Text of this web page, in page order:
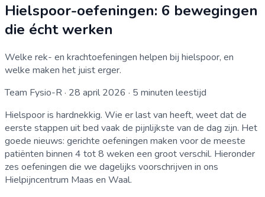
Hielspoor-oefeningen: 6 bewegingen
die écht werken
Welke rek- en krachtoefeningen helpen bij hielspoor, en
welke maken het juist erger.
Team Fysio-R· 28 april 2026 · 5 minuten leestijd
Hielspoor is hardnekkig. Wie er last van heeft, weet dat de
eerste stappen uit bed vaak de pijnlijkste van de dag zijn. Het
goede nieuws: gerichte oefeningen maken voor de meeste
patiënten binnen 4 tot 8 weken een groot verschil. Hieronder
zes oefeningen die we dagelijks voorschrijven in ons
Hielpijncentrum Maas en Waal.